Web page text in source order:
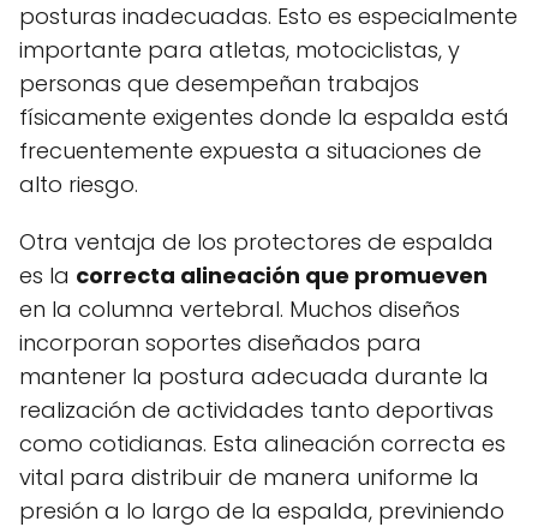
posturas inadecuadas. Esto es especialmente
importante para atletas, motociclistas, y
personas que desempeñan trabajos
físicamente exigentes donde la espalda está
frecuentemente expuesta a situaciones de
alto riesgo.
Otra ventaja de los protectores de espalda
es la correcta alineación que promueven
en la columna vertebral. Muchos diseños
incorporan soportes diseñados para
mantener la postura adecuada durante la
realización de actividades tanto deportivas
como cotidianas. Esta alineación correcta es
vital para distribuir de manera uniforme la
presión a lo largo de la espalda, previniendo